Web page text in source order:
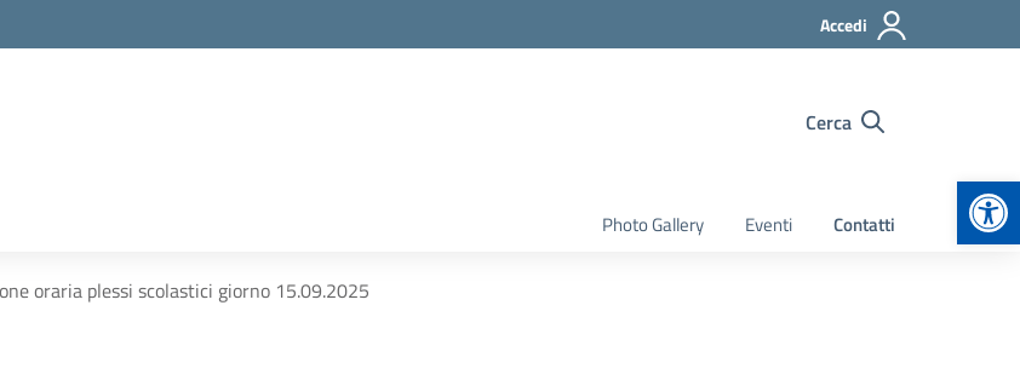
Accedi
Cerca
Photo Gallery Eventi Contatti
oraria plessi scolastici giorno 15.09.2025